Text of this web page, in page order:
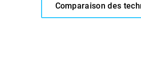
Comparaison des